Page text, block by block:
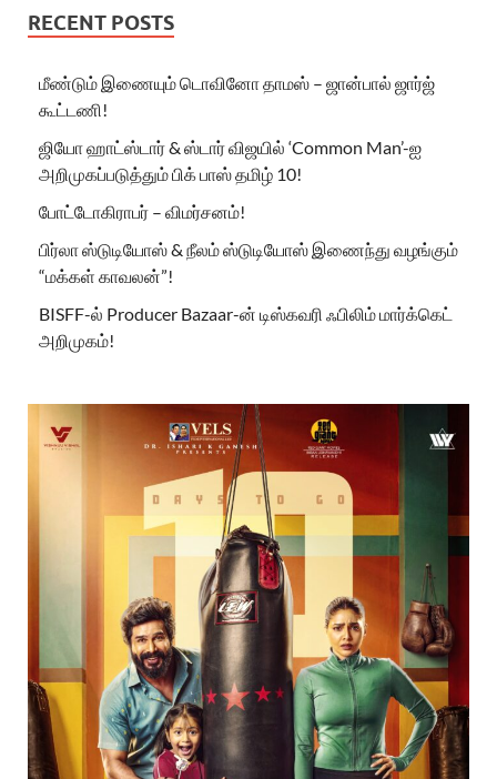
RECENT POSTS
மீண்டும் இணையும் டொவினோ தாமஸ் – ஜான்பால் ஜார்ஜ்
கூட்டணி!
ஜியோ ஹாட்ஸ்டார் & ஸ்டார் விஜயில் ‘Common Man’-ஐ
அறிமுகப்படுத்தும் பிக் பாஸ் தமிழ் 10!
போட்டோகிராபர் – விமர்சனம்!
பிர்லா ஸ்டுடியோஸ் & நீலம் ஸ்டுடியோஸ் இணைந்து வழங்கும்
“மக்கள் காவலன்”!
BISFF-ல் Producer Bazaar-ன் டிஸ்கவரி ஃபிலிம் மார்க்கெட்
அறிமுகம்!